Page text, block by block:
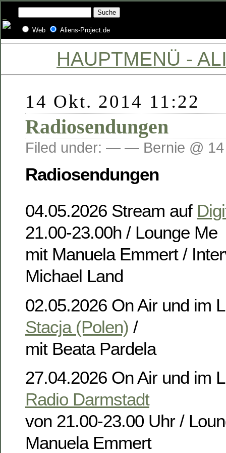
Web Aliens-Project.de
HAUPTMENÜ -
14 Okt. 2014 11:22
Radiosendungen
Filed under: — — Bernie @ 14
Radiosendungen
04.05.2026 Stream auf
21.00-23.00h / Lounge Me
mit Manuela Emmert /
Michael Land
02.05.2026 On Air und im
Stacja (Polen) /
mit Beata Pardela
27.04.2026 On Air und im
Radio Darmstadt
von 21.00-23.00 Uhr /
Manuela Emmert